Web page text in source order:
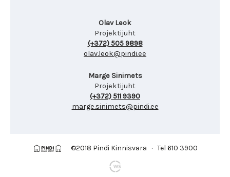
Olav Leok
Projektijuht
(+372) 505 9898
olav.leok@pindi.ee
Marge Sinimets
Projektijuht
(+372) 511 9390
marge.sinimets@pindi.ee
©2018 Pindi Kinnisvara · Tel 610 3900